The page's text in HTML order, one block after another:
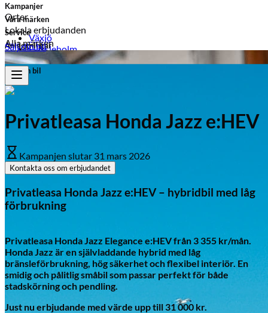
Orter
Växjö
Hässleholm
Ljungby
Laholm
Typ av fordon
Personbil
Transportbil
Bränsle
Hybrid
Bensin
El
Diesel
Kampanjer
Lokala erbjudanden
Laholm
Kampanjer på märken
Suzuki
Våra märken
Alla märken
Service
Anläggningar
Sälj din bil
Sälj din bil
Privatleasa Honda Jazz e:HEV
Kampanjen slutar 31 mars 2026
Kontakta oss om erbjudandet
Privatleasa Honda Jazz e:HEV – hybridbil med låg
förbrukning
Privatleasa Honda Jazz Elegance e:HEV från 3 355 kr/mån.
Honda Jazz är en självladdande hybrid med låg
bränsleförbrukning, hög säkerhet och flexibel interiör. En
smidig och pålitlig småbil som passar perfekt för både
stadskörning och pendling.
Just nu erbjudande med värde upp till 31 000 kr.